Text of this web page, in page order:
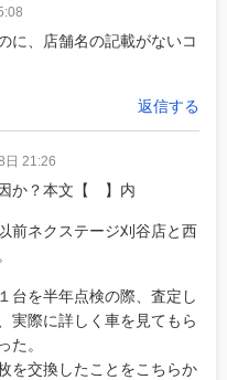
に、店舗名の記載がないコ
返信する
日 21:26
か？本文【 】内
前ネクステージ刈谷店と西
台を半年点検の際、査定し
実際に詳しく車を見てもら
た。
を交換したことをこちらか